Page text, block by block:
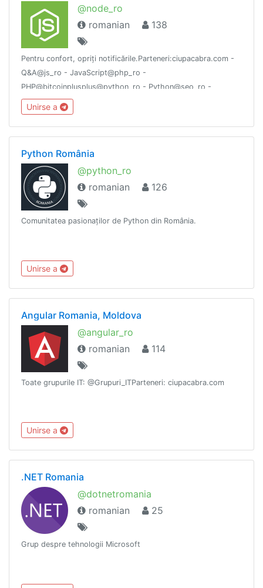
@node_ro
romanian
138
Pentru confort, opriți notificările.Parteneri:ciupacabra.com -
Q&A@js_ro - JavaScript@php_ro -
PHP@bitcoinplusplus@python_ro - Python@seo_ro -
Optimizare SEO@node_job - Posturi de muncă@holywars_ro
- OfftopToate grupurile IT: @Grupuri_IT
Unirse a
Python România
@python_ro
romanian
126
Comunitatea pasionaților de Python din România.
Unirse a
Angular Romania, Moldova
@angular_ro
romanian
114
Toate grupurile IT: @Grupuri_ITParteneri: ciupacabra.com
Unirse a
.NET Romania
@dotnetromania
romanian
25
Grup despre tehnologii Microsoft